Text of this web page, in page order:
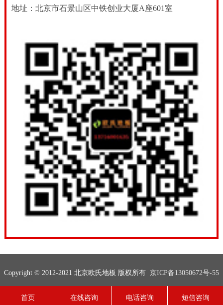
地址：北京市石景山区中铁创业大厦A座601室
Copyright © 2012-2021 北京欧氏地板 版权所有 京ICP备13050672号-55
首页
在线咨询 电话咨询 短信咨询